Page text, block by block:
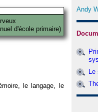
d'école primaire)
le langage, le
Andy
Le